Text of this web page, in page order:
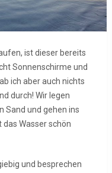
ist dieser bereits
Sonnenschirme und
ich aber auch nichts
durch! Wir legen
Sand und gehen ins
das Wasser schön
und besprechen